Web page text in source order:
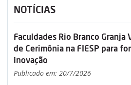
NOTÍCIAS
Faculdades Rio Branco Granja
de Cerimônia na FIESP para
inovação
Publicado em: 20/7/2026